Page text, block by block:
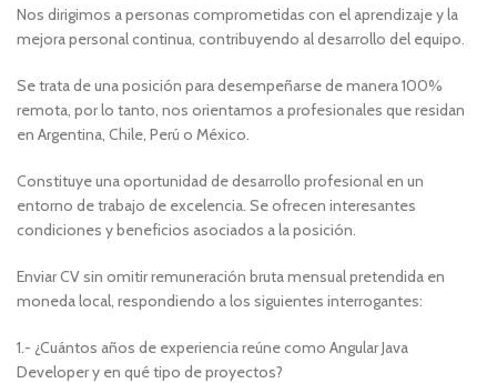
Nos dirigimos a personas comprometidas con el aprendizaje y la
mejora personal continua, contribuyendo al desarrollo del equipo.
Se trata de una posición para desempeñarse de manera 100%
remota, por lo tanto, nos orientamos a profesionales que residan
en Argentina, Chile, Perú o México.
Constituye una oportunidad de desarrollo profesional en un
entorno de trabajo de excelencia. Se ofrecen interesantes
condiciones y beneficios asociados a la posición.
Enviar CV sin omitir remuneración bruta mensual pretendida en
moneda local, respondiendo a los siguientes interrogantes:
1.- ¿Cuántos años de experiencia reúne como Angular Java
Developer y en qué tipo de proyectos?